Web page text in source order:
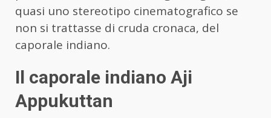
quasi uno stereotipo cinematografico se
non si trattasse di cruda cronaca, del
caporale indiano.
Il caporale indiano Aji
Appukuttan